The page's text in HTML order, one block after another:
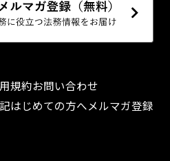
規約お問い合わせ
はじめての方へメルマガ登録